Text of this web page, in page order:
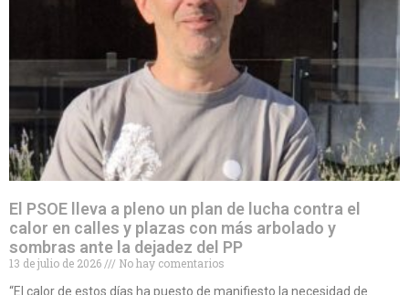
El PSOE lleva a pleno un plan de lucha contra el
calor en calles y plazas con más arbolado y
sombras ante la dejadez del PP
13 de julio de 2026
No hay comentarios
“El calor de estos días ha puesto de manifiesto la necesidad de